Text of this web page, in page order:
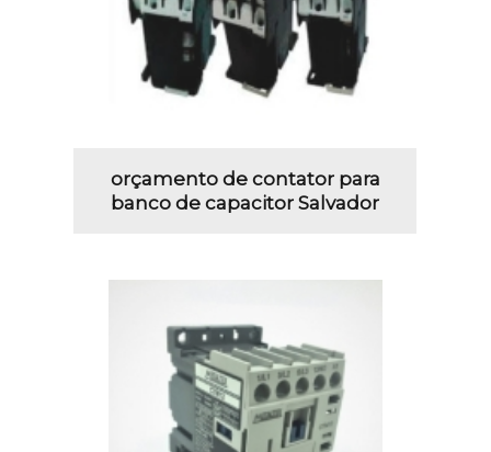
orçamento de contator para
banco de capacitor Salvador